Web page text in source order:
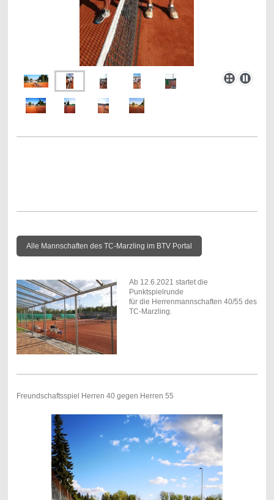
Alle Mannschaften des TC-Marzling im BTV Portal
Ab 12.6.2021 startet die
Punktspielrunde
für die Herrenmannschaften 40/55 des
TC-Marzling.
Freundschaftsspiel Herren 40 gegen Herren 55